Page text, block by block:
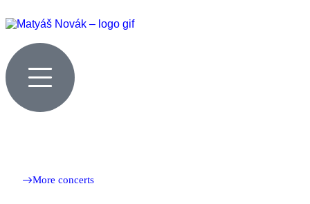
More concerts